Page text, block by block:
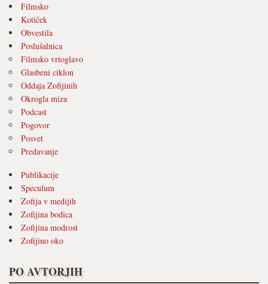
Filmsko
Kotiček
Obvestila
Poslušalnica
Filmsko vrtoglavo
Glasbeni ciklon
Oddaja Zofijinih
Okrogla miza
Podcast
Pogovor
Posvet
Predavanje
Publikacije
Speculum
Zofija v medijih
Zofijina bodica
Zofijina modrost
Zofijino oko
PO AVTORJIH